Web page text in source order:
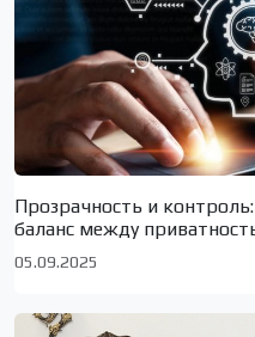
Прозрачность и
баланс между
05.09.2025